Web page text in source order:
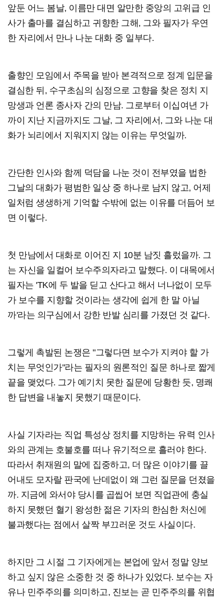
앞둔 어느 봄날, 이름만 대면 알만한 중앙의 고위급 인
사가 출마를 결심하고 귀향한 그해, 그와 필자가 우연
한 자리에서 만나 나눈 대화 중 일부다.
출향인 모임에서 주목을 받아 본격적으로 정계 입문을
결심한 뒤, 수구초심의 심정으로 고향을 찾은 정치 지
망생과 언론 종사자 간의 만남. 그로부터 이십여년 가
까이 지난 지금까지도 그날, 그 자리에서, 그와 나눈 대
화가 뇌리에서 지워지지 않는 이유는 무엇일까.
간단한 인사와 함께 덕담을 나눈 것이 전부였을 법한
그날의 대화가 평범한 일상 중 하나로 남지 않고, 어제
일처럼 생생하게 기억할 수밖에 없는 이유를 더듬어 보
면 이렇다.
첫 만남에서 대화로 이어진 지 10분 남짓 흘렀을까. 그
는 자신을 일컬어 보수주의자라고 말했다. 이 대목에서
필자는 'TK에 두 발을 딛고 산다고 해서 너나없이 모두
가 보수를 지향할 것이라는 생각에 쉽게 한 말 아닐
까'라는 의구심에서 강한 반발 심리를 가졌던 것 같다.
그렇게 촉발된 논쟁은 "그렇다면 보수가 지켜야 할 가
치는 무엇인가"라는 필자의 원론적인 질문 하나로 짧게
끝을 맺었다. 그가 예기치 못한 질문에 당황한 듯, 명쾌
한 답변을 내놓지 못했기 때문이다.
사실 기자라는 직업 특성상 정치를 지망하는 유력 인사
와의 관계는 호불호를 떠나 유기적으로 흘러야 한다.
따라서 취재원의 말에 집중하고, 더 많은 이야기를 끌
어내도 모자랄 판국에 난데없이 왜 그런 질문을 던졌을
까. 지금에 와서야 당시를 곱씹어 보면 직업관에 충실
하지 못했던 혈기 왕성한 젊은 기자의 한심한 처신에
불과했다는 점에서 살짝 부끄러운 것도 사실이다.
하지만 그 시절 그 기자에게는 본업에 앞서 정말 양보
하고 싶지 않은 소중한 것 중 하나가 있었다. 보수는 자
유나 민주주의를 의미하고, 진보는 곧 민주주의를 위협